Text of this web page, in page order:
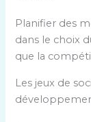
Planifier des
dans le choix
que la
Les jeux de